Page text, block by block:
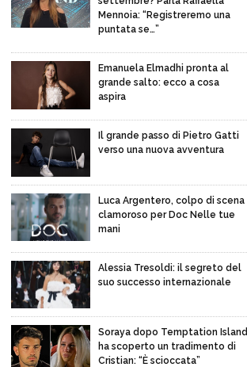
Mennoia: “Registreremo una
puntata se…”
Emanuela Elmadhi pronta al
grande salto: ecco a cosa
aspira
Il grande passo di Pietro Gatti
verso una nuova avventura
Luca Argentero, colpo di scena
clamoroso per Doc Nelle tue
mani
Alessia Tresoldi: il segreto del
suo successo internazionale
Soraya dopo Temptation Island
ha scoperto un tradimento di
Cristian: “È scioccata”